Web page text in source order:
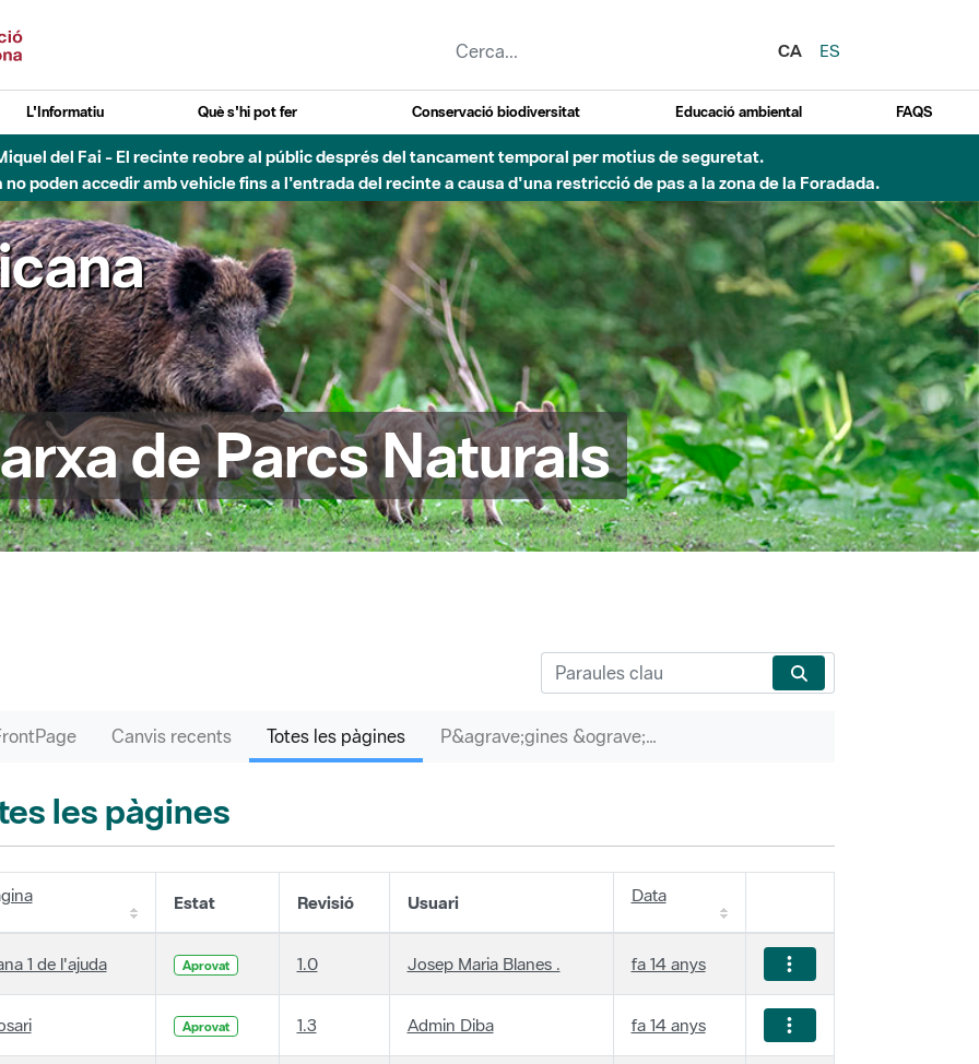
CA
ES
L'Informatiu Què s'hi pot fer Conservació biodiversitat Educació ambiental FAQS
del Fai - El recinte reobre al públic després del tancament temporal per motius de seguretat.
poden accedir amb vehicle fins a l'entrada del recinte a causa d'una restricció de pas a la zona de la Foradada.
de Parcs Naturals
Canvis recents Totes les pàgines P&agrave;gines &ograve;rfenes
les pàgines
Estat Revisió Usuari Data
1 de l'ajuda Aprovat 1.0 Josep Maria Blanes . fa 14 anys
Aprovat 1.3 Admin Diba fa 14 anys